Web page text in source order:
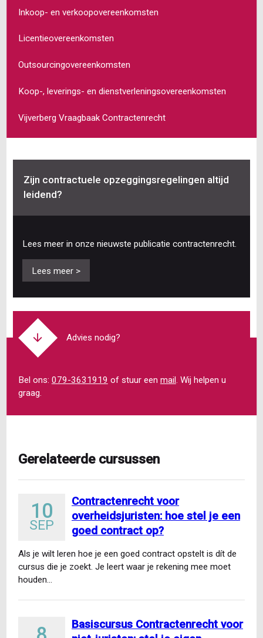
Inkoop- en verkoopovereenkomsten
Licentieovereenkomsten
Outsourcingovereenkomsten
Koop-, leverings- en dienstverleningsovereenkomsten
Vijverberg Vraagbaak Contractenrecht
Zijn contractuele opzeggingsregelingen altijd
leidend?
Lees meer in onze nieuwste publicatie contractenrecht.
Lees meer >
Advies nodig?
Bel ons: 079-3631919 of stuur een mail. Wij helpen u
graag.
Gerelateerde cursussen
10
SEP
Contractenrecht voor
overheidsjuristen: hoe stel je een
goed contract op?
Als je wilt leren hoe je een goed contract opstelt is dít de
cursus die je zoekt. Je leert waar je rekening mee moet
houden…
Basiscursus Contractenrecht voor